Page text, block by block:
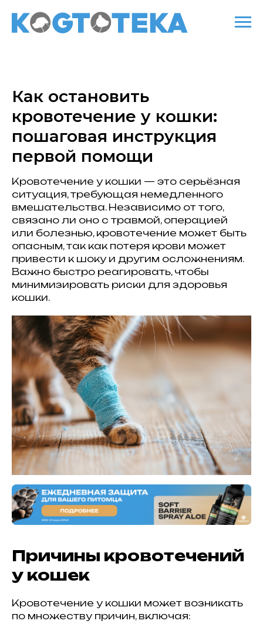
Как остановить
кровотечение у кошки:
пошаговая инструкция
первой помощи
Кровотечение у кошки — это серьёзная
ситуация, требующая немедленного
вмешательства. Независимо от того,
связано ли оно с травмой, операцией
или болезнью, кровотечение может быть
опасным, так как потеря крови может
привести к шоку и другим осложнениям.
Важно быстро реагировать, чтобы
минимизировать риски для здоровья
кошки.
Причины кровотечений
у кошек
Кровотечение у кошки может возникать
по множеству причин, включая: